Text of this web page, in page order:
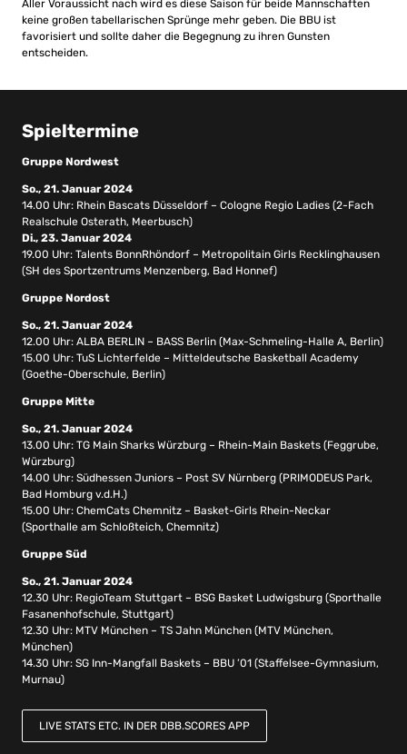
Aller Voraussicht nach wird es diese Saison für beide Mannschaften
keine großen tabellarischen Sprünge mehr geben. Die BBU ist
favorisiert und sollte daher die Begegnung zu ihren Gunsten
entscheiden.
Spieltermine
Gruppe Nordwest
So., 21. Januar 2024
14.00 Uhr: Rhein Bascats Düsseldorf – Cologne Regio Ladies (2-Fach
Realschule Osterath, Meerbusch)
Di., 23. Januar 2024
19.00 Uhr: Talents BonnRhöndorf – Metropolitain Girls Recklinghausen
(SH des Sportzentrums Menzenberg, Bad Honnef)
Gruppe Nordost
So., 21. Januar 2024
12.00 Uhr: ALBA BERLIN – BASS Berlin (Max-Schmeling-Halle A, Berlin)
15.00 Uhr: TuS Lichterfelde – Mitteldeutsche Basketball Academy
(Goethe-Oberschule, Berlin)
Gruppe Mitte
So., 21. Januar 2024
13.00 Uhr: TG Main Sharks Würzburg – Rhein-Main Baskets (Feggrube,
Würzburg)
14.00 Uhr: Südhessen Juniors – Post SV Nürnberg (PRIMODEUS Park,
Bad Homburg v.d.H.)
15.00 Uhr: ChemCats Chemnitz – Basket-Girls Rhein-Neckar
(Sporthalle am Schloßteich, Chemnitz)
Gruppe Süd
So., 21. Januar 2024
12.30 Uhr: RegioTeam Stuttgart – BSG Basket Ludwigsburg (Sporthalle
Fasanenhofschule, Stuttgart)
12.30 Uhr: MTV München – TS Jahn München (MTV München,
München)
14.30 Uhr: SG Inn-Mangfall Baskets – BBU ’01 (Staffelsee-Gymnasium,
Murnau)
LIVE STATS ETC. IN DER DBB.SCORES APP